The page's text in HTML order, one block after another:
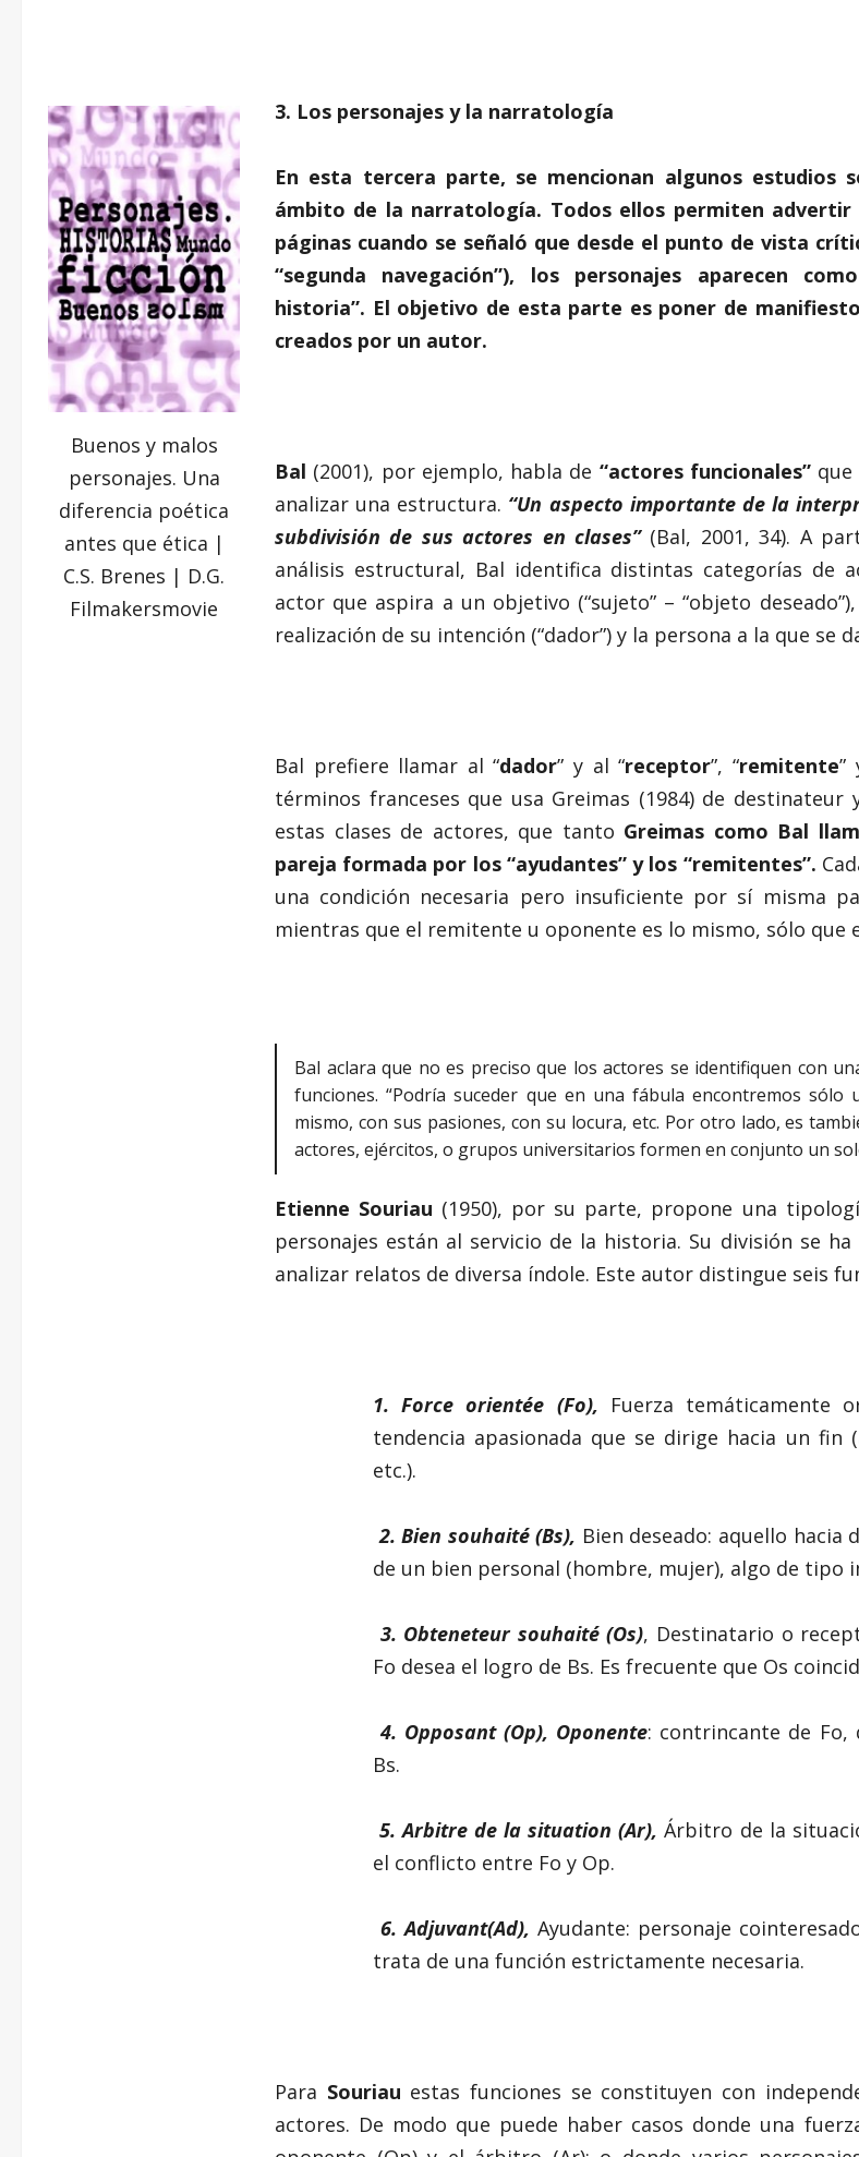
Buenos y malos
personajes. Una
diferencia poética
antes que ética |
C.S. Brenes | D.G.
Filmakersmovie
3. Los personajes y la narratología
En esta tercera parte, se mencionan algunos estudios
ámbito de la narratología. Todos ellos permiten
páginas cuando se señaló que desde el punto de vista
“segunda navegación”), los personajes aparecen
historia”. El objetivo de esta parte es poner de
creados por un autor.
Bal (2001), por ejemplo, habla de “actores funcionales”
analizar una estructura. “Un aspecto importante de la
subdivisión de sus actores en clases”(Bal, 2001, 34). A
análisis estructural, Bal identifica distintas categorías de
actor que aspira a un objetivo (“sujeto” – “objeto
realización de su intención (“dador”) y la persona a la que se
Bal prefiere llamar al “dador” y al “receptor”, “remitente”
términos franceses que usa Greimas (1984) de
estas clases de actores, que tanto Greimas como Bal
pareja formada por los “ayudantes” y los “remitentes”.
una condición necesaria pero insuficiente por sí misma
mientras que el remitente u oponente es lo mismo, sólo que
Bal aclara que no es preciso que los actores se identifiquen con
funciones. “Podría suceder que en una fábula encontremos
mismo, con sus pasiones, con su locura, etc. Por otro lado, es
actores, ejércitos, o grupos universitarios formen en conjunto un
Etienne Souriau (1950), por su parte, propone una
personajes están al servicio de la historia. Su división se
analizar relatos de diversa índole. Este autor distingue seis
1. Force orientée (Fo), Fuerza temáticamente
tendencia apasionada que se dirige hacia un fin
etc.).
2. Bien souhaité (Bs), Bien deseado: aquello hacia
de un bien personal (hombre, mujer), algo de tipo
3. Obteneteur souhaité (Os), Destinatario o
Fo desea el logro de Bs. Es frecuente que Os
4. Opposant (Op), Oponente: contrincante de
Bs.
5. Arbitre de la situation (Ar), Árbitro de la
el conflicto entre Fo y Op.
6. Adjuvant(Ad), Ayudante: personaje
trata de una función estrictamente necesaria.
Para Souriau estas funciones se constituyen con
actores. De modo que puede haber casos donde una